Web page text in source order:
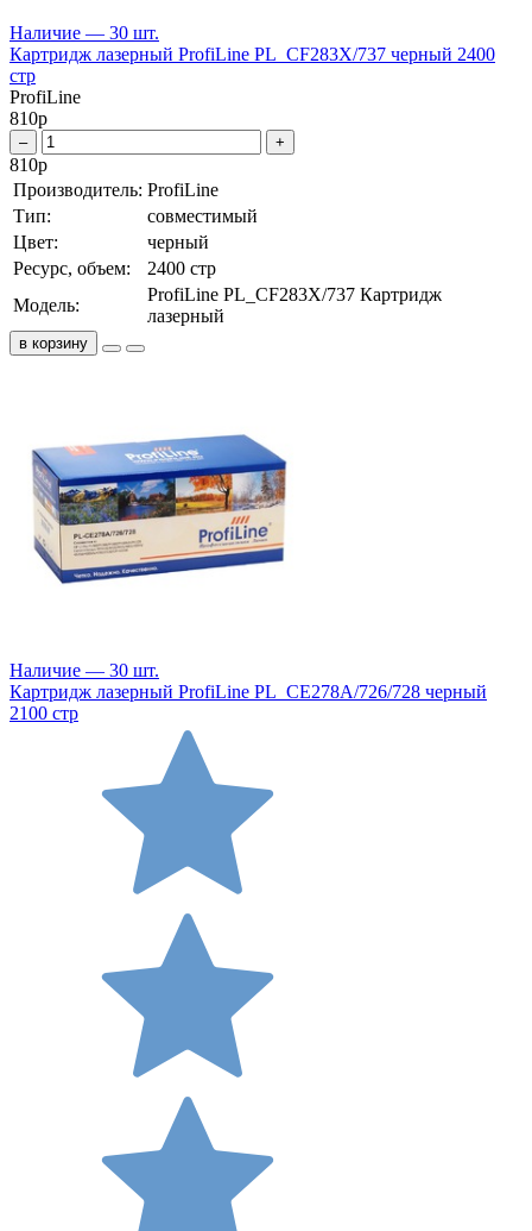
Наличие — 30 шт.
Картридж лазерный ProfiLine PL_CF283X/737 черный 2400
стр
ProfiLine
810р
– +
810р
Производитель: ProfiLine
Тип:
совместимый
Цвет:
черный
Ресурс, объем:
2400 стр
Модель:
ProfiLine PL_CF283X/737 Картридж
лазерный
в корзину
Наличие — 30 шт.
Картридж лазерный ProfiLine PL_CE278A/726/728 черный
2100 стр